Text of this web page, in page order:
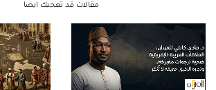
مقالات قد تعجبك ايضا